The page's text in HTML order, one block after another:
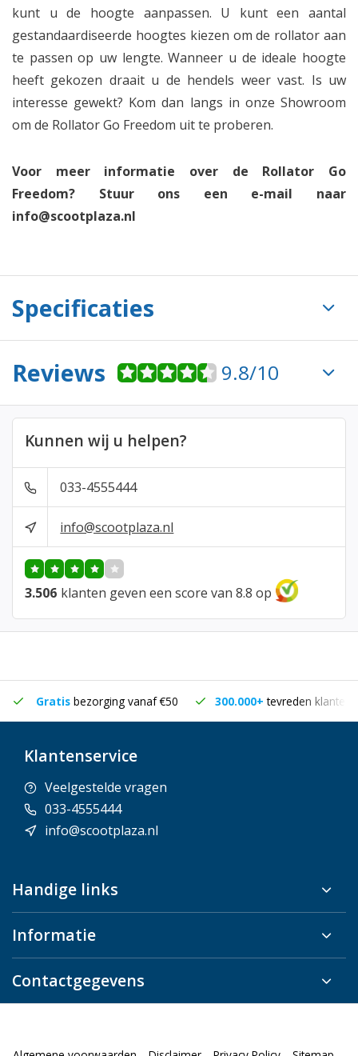
kunt u de hoogte aanpassen. U kunt een aantal
gestandaardiseerde hoogtes kiezen om de rollator aan
te passen op uw lengte. Wanneer u de ideale hoogte
heeft gekozen draait u de hendels weer vast. Is uw
interesse gewekt? Kom dan langs in onze Showroom
om de Rollator Go Freedom uit te proberen.
Voor meer informatie over de Rollator Go
Freedom? Stuur ons een e-mail naar
info@scootplaza.nl
Specificaties
Reviews 9.8/10
Kunnen wij u helpen?
033-4555444
info@scootplaza.nl
3.506 klanten geven een score van 8.8 op
Gratis bezorging vanaf €50 300.000+tevreden klanten
Klantenservice
Veelgestelde vragen
033-4555444
info@scootplaza.nl
Handige links
Informatie
Contactgegevens